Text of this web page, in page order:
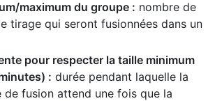
maximum du groupe : nombre de
tirage qui seront fusionnées dans un
pour respecter la taille minimum
: durée pendant laquelle la
de fusion attend une fois que la